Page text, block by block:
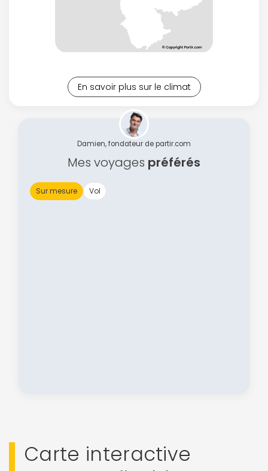
En savoir plus sur le climat
Damien, fondateur de partir.com
Mes voyages préférés
Sur mesure Vol
Carte interactive